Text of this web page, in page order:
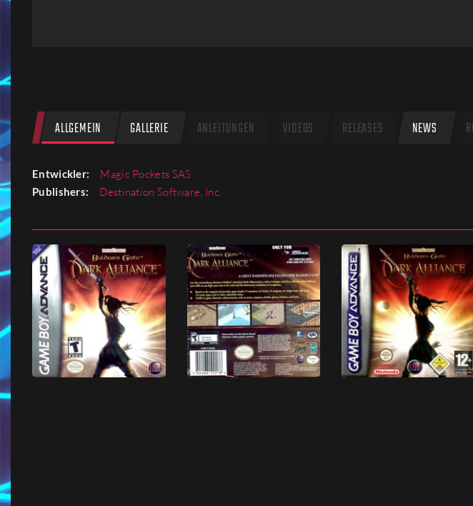
ALLGEMEIN GALLERIE ANLEITUNGEN VIDEOS RELEASES NEWS
Entwickler: Magic Pockets SAS
Publishers: Destination Software, Inc.